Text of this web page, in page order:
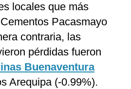
locales que más
Pacasmayo
contraria, las
pérdidas fueron
Buenaventura
Arequipa (-0.99%).